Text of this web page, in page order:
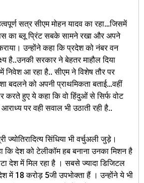
सत्र सीएम मोहन यादव का रहा…जिसमें
का ब्लू प्रिंट सबके सामने रखा और अपने
उन्होंने कहा कि प्रदेश को नंबर वन
है..उनकी सरकार ने बेहतर माहौल दिया
निवेश आ रहा है.. सीएम ने विशेष तौर पर
बदलने को अपनी प्राथमिकता बताई…वहीं
करते हुए ये कहा कि वो हिंदुओं से सिर्फ वोट
पर वही सवाल भी उठाती रही है..
ज्योतिरादित्य सिंधिया भी वर्चुअली जुड़े।
कि देश को टेलीकॉम हब बनाना उनका मिशन है
देश में मिल रहा है । सबसे ज्यादा डिजिटल
में 18 करोड़ 5जी उपभोक्ता हैं । उन्होंने ये भी